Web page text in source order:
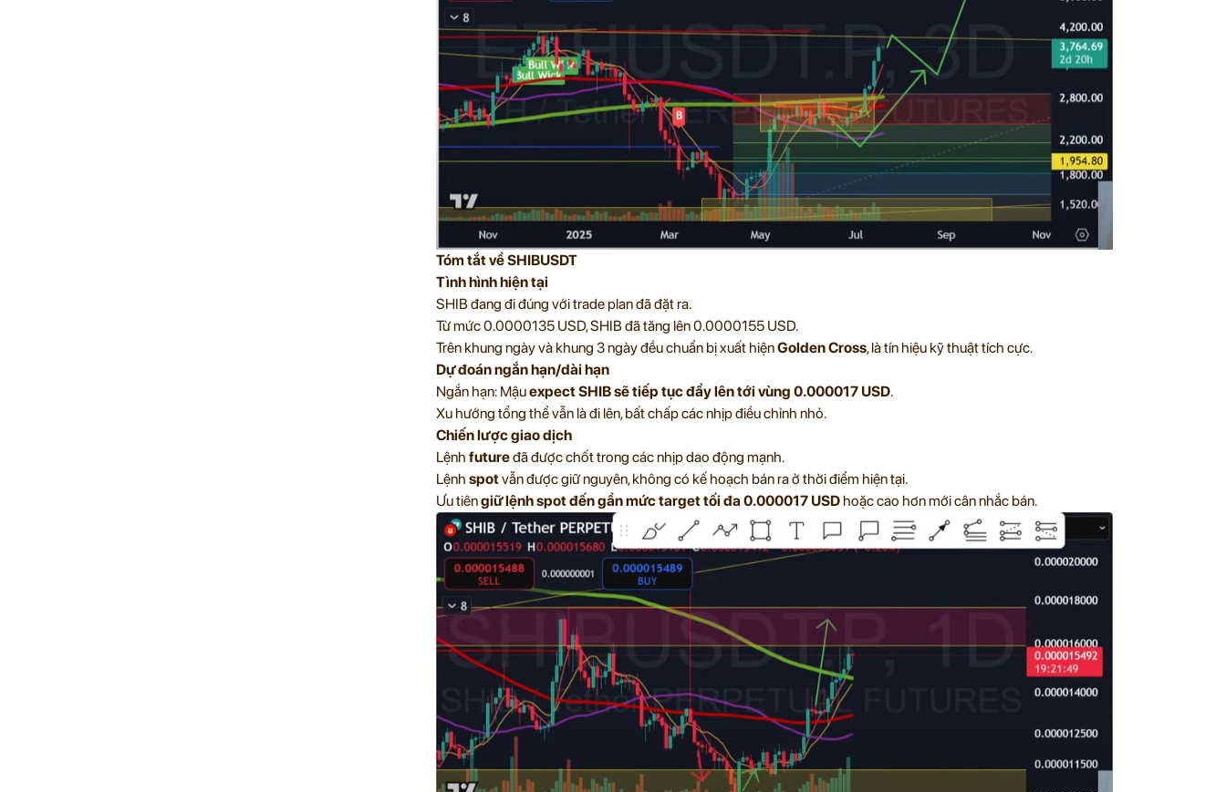
Tóm tắt về SHIBUSDT
Tình hình hiện tại
SHIB đang đi đúng với trade plan đã đặt ra.
Từ mức 0.0000135 USD, SHIB đã tăng lên 0.0000155 USD.
Trên khung ngày và khung 3 ngày đều chuẩn bị xuất hiệnGolden Cross, là tín hiệu kỹ thuật tích cực.
Dự đoán ngắn hạn/dài hạn
Ngắn hạn: Mậuexpect SHIB sẽ tiếp tục đẩy lên tới vùng 0.000017 USD.
Xu hướng tổng thể vẫn là đi lên, bất chấp các nhịp điều chỉnh nhỏ.
Chiến lược giao dịch
Lệnh futuređã được chốt trong các nhịp dao động mạnh.
Lệnh spotvẫn được giữ nguyên, không có kế hoạch bán ra ở thời điểm hiện tại.
Ưu tiêngiữ lệnh spot đến gần mức target tối đa 0.000017 USD hoặc cao hơn mới cân nhắc bán.